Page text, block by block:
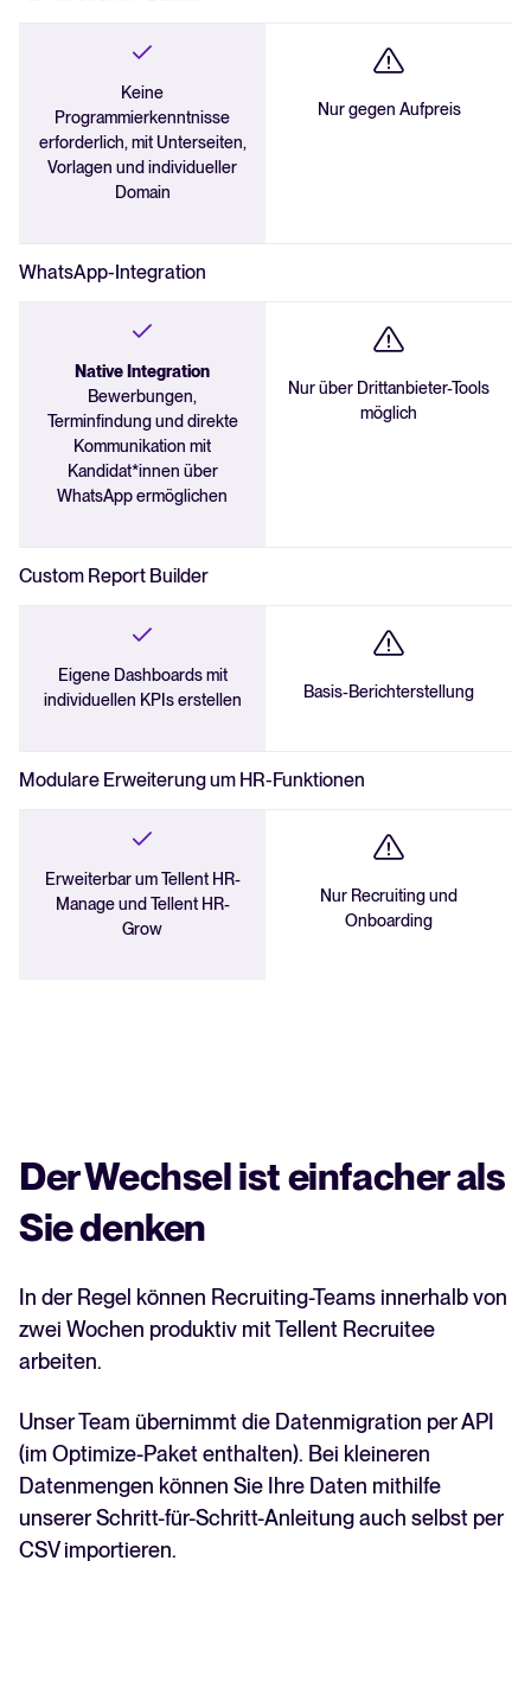
Keine
Programmierkenntnisse
erforderlich, mit Unterseiten,
Vorlagen und individueller
Domain
Nur gegen Aufpreis
WhatsApp-Integration
Native Integration
Bewerbungen,
Terminfindung und direkte
Kommunikation mit
Kandidat*innen über
WhatsApp ermöglichen
Nur über Drittanbieter-Tools
möglich
Custom Report Builder
Eigene Dashboards mit
individuellen KPIs erstellen
Basis-Berichterstellung
Modulare Erweiterung um HR-Funktionen
Erweiterbar um Tellent HR-
Manage und Tellent HR-
Grow
Nur Recruiting und
Onboarding
Der Wechsel ist einfacher als
Sie denken
In der Regel können Recruiting-Teams innerhalb von
zwei Wochen produktiv mit Tellent Recruitee
arbeiten.
Unser Team übernimmt die Datenmigration per API
(im Optimize-Paket enthalten). Bei kleineren
Datenmengen können Sie Ihre Daten mithilfe
unserer Schritt-für-Schritt-Anleitung auch selbst per
CSV importieren.